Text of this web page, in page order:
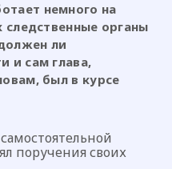
немного на
следственные органы
ли
и сам глава,
был в курсе
поручения своих